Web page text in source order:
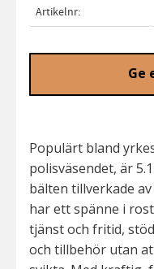
Artikelnr
Ge
Populärt bland
polisväsendet, är
bälten tillverkade
har ett spänne i
tjänst och fritid,
och tillbehör utan